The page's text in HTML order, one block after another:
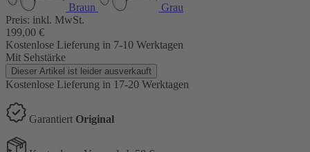
Braun
Grau
Preis: inkl. MwSt.
199,00 €
Kostenlose Lieferung in 7-10 Werktagen
Mit Sehstärke
Dieser Artikel ist leider ausverkauft
Kostenlose Lieferung in 17-20 Werktagen
Garantiert Original